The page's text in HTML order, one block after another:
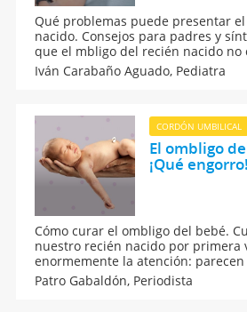
Qué problemas puede presentar
nacido. Consejos para padres y
que el mbligo del recién nacido no
correctamente.
Iván Carabaño Aguado, Pediatra
CORDÓN UMBILICAL
El ombligo
¡Qué engorro!
Cómo curar el ombligo del bebé.
nuestro recién nacido por primera
enormemente la atención: parecen
arrugados, peluditos, grasientos,
mirada perdida... pero no nos
Patro Gabaldón, Periodista